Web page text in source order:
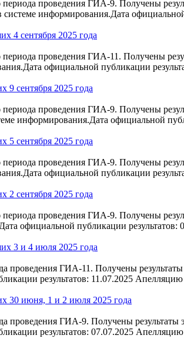
проведения ГИА-9. Получены
системе информирования.Дата
4 сентября 2025 года
проведения ГИА-11. Получены
официальной публикации
9 сентября 2025 года
проведения ГИА-9. Получены
информирования.Дата официальной
5 сентября 2025 года
проведения ГИА-9. Получены
официальной публикации
2 сентября 2025 года
проведения ГИА-9. Получены
официальной публикации
3 и 4 июля 2025 года
проведения ГИА-11. Получены
результатов: 11.07.2025
30 июня, 1 и 2 июля 2025 года
проведения ГИА-9. Получены
результатов: 07.07.2025